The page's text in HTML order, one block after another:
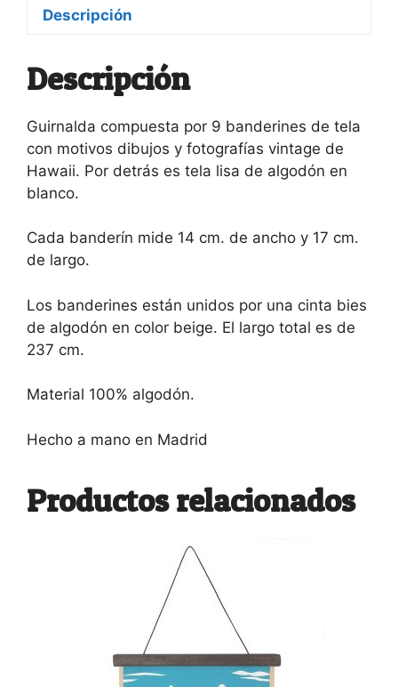
Descripción
Descripción
Guirnalda compuesta por 9 banderines de tela
con motivos dibujos y fotografías vintage de
Hawaii. Por detrás es tela lisa de algodón en
blanco.
Cada banderín mide 14 cm. de ancho y 17 cm.
de largo.
Los banderines están unidos por una cinta bies
de algodón en color beige. El largo total es de
237 cm.
Material 100% algodón.
Hecho a mano en Madrid
Productos relacionados